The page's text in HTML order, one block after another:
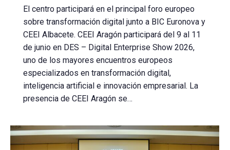
El centro participará en el principal foro europeo
sobre transformación digital junto a BIC Euronova y
CEEI Albacete. CEEI Aragón participará del 9 al 11
de junio en DES – Digital Enterprise Show 2026,
uno de los mayores encuentros europeos
especializados en transformación digital,
inteligencia artificial e innovación empresarial. La
presencia de CEEI Aragón se…